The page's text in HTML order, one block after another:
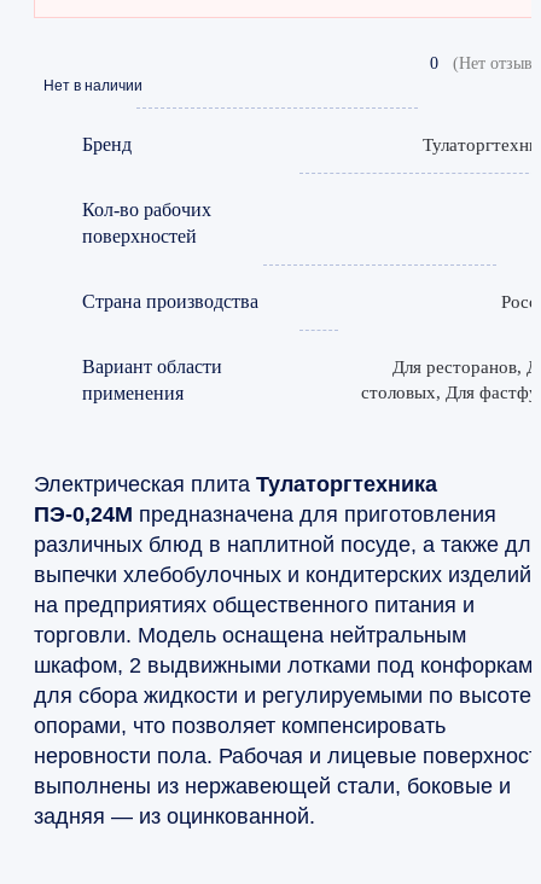
0 (Нет
Нет в наличии
Бренд
Кол-во рабочих
поверхностей
Страна производства
Вариант области
применения
Для ресторанов,
столовых, Для
Электрическая плита Тулаторгтехника
ПЭ-0,24М предназначена для приготовления
различных блюд в наплитной посуде, а также
выпечки хлебобулочных и кондитерских изделий
на предприятиях общественного питания и
торговли. Модель оснащена нейтральным
шкафом, 2 выдвижными лотками под
для сбора жидкости и регулируемыми по высоте
опорами, что позволяет компенсировать
неровности пола. Рабочая и лицевые
выполнены из нержавеющей стали, боковые и
задняя — из оцинкованной.